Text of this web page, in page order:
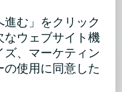
む」をクリック
ウェブサイト機
、マーケティン
使用に同意した